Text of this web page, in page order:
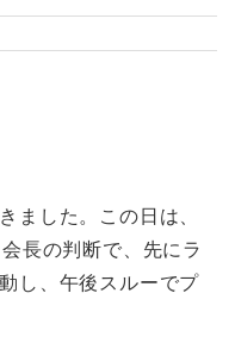
ました。この日は、
長の判断で、先にラ
し、午後スルーでプ